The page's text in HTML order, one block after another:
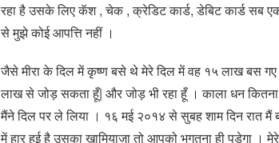
रहा है उसके लिए कॅश , चेक , क्रेडिट कार्ड, डेबिट कार्ड सब
से मुझे कोई आपत्ति नहीं ।
जैसे मीरा के दिल में कृष्ण बसे थे मेरे दिल में वह १५ लाख बस
लाख से जोड़ सकता हूँ| और जोड़ भी रहा हूँ । काला धन
मैंने दिल पर ले लिया । १६ मई २०१४ से सुबह शाम दिन रात मैं
में हार हुई है उसका खामियाजा तो आपको भुगतना ही पड़ेगा ।